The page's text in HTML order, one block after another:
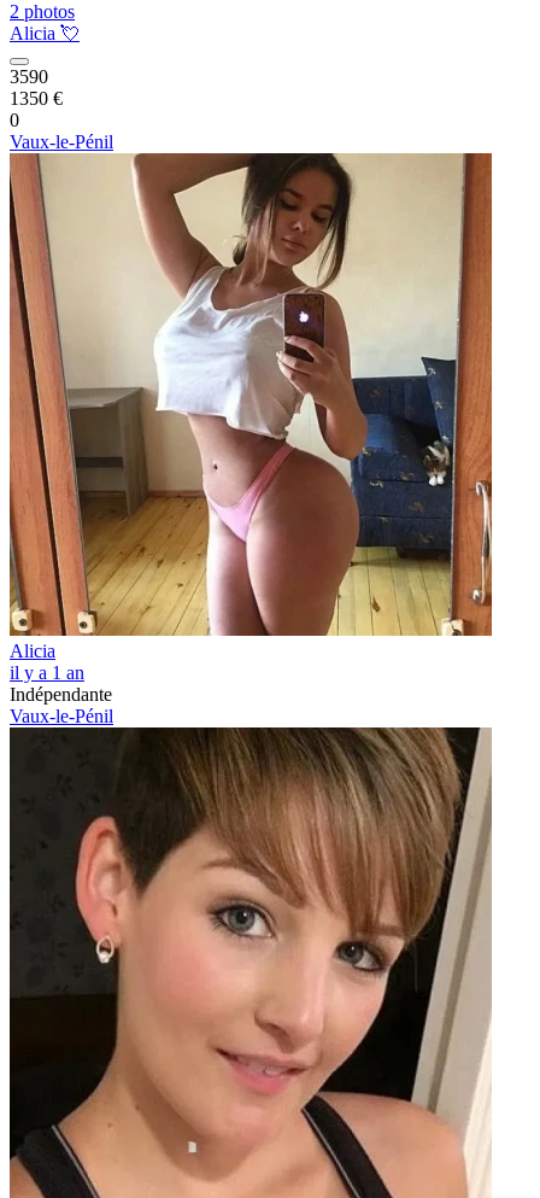
2 photos
Alicia 💘
3590
1350 €
0
Vaux-le-Pénil
Alicia
il y a 1 an
Indépendante
Vaux-le-Pénil